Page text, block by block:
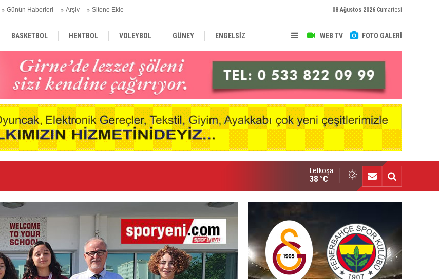
Günün Haberleri Arşiv Sitene Ekle 08 Ağustos 2026 Cumartesi
WEB TV FOTO GALERİ
BASKETBOL HENTBOL VOLEYBOL GÜNEY ENGELSİZ
AVRUPA DÜNYA
Ufuk Özdemir büyük gurur yaşattı
Lefkoşa
38 °C